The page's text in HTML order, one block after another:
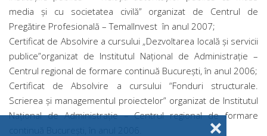
❌
media şi cu societatea civilă” organizat de Centrul de
Pregătire Profesională – TemalInvest în anul 2007;
Certificat de Absolvire a cursului „Dezvoltarea locală şi servicii
publice”organizat de Institutul Naţional de Administraţie –
Centrul regional de formare continuă Bucureşti, în anul 2006;
Certificat de Absolvire a cursului “Fonduri structurale.
Scrierea şi managementul proiectelor” organizat de Institutul
Naţional de Administraţie – Centrul regional de formare